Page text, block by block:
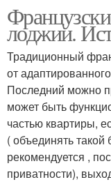
лоджии.
Традиционный
от
Последний можно
может быть
частью квартиры,
( объединять
рекомендуется ,
приватности),